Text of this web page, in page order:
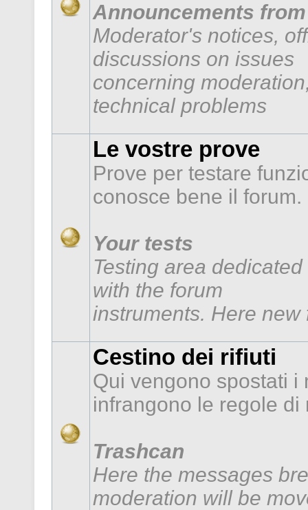
Announcements
Moderator's notices,
discussions on issues
concerning
technical problems
Le vostre prove
Prove per testare
conosce bene il forum.
Your tests
Testing area
with the forum
instruments. Here
Cestino dei rifiuti
Qui vengono spostati i
infrangono le regole di
Trashcan
Here the messages
moderation will be